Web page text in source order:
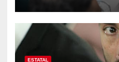
ESTATAL